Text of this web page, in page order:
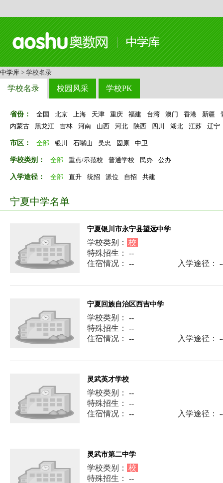
中学库 > 学校名录
学校名录 校园风采 学校PK
省份： 全国 北京 上海 天津 重庆 福建 台湾 澳门 香港 新疆
内蒙古
黑龙江 吉林 河南 山西 河北 陕西 四川 湖北 江苏 辽宁
市区： 全部 银川 石嘴山 吴忠 固原 中卫
学校类别： 全部 重点/示范校 普通学校 民办 公办
入学途径： 全部 直升 统招 派位 自招 共建
宁夏中学名单
宁夏银川市永宁县望远中学
学校类别： 校
特殊招生： --
住宿情况： --
入学途径：
宁夏回族自治区西吉中学
学校类别： --
特殊招生： --
住宿情况： --
入学途径：
灵武英才学校
学校类别： --
特殊招生： --
住宿情况： --
入学途径：
灵武市第二中学
学校类别： 校
特殊招生： --